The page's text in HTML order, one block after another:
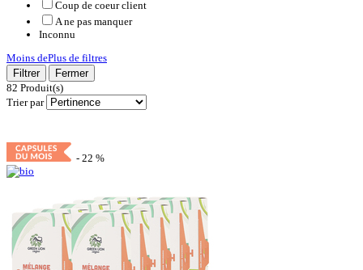
Coup de coeur client
A ne pas manquer
Inconnu
Moins dePlus de filtres
Filtrer
Fermer
82 Produit(s)
Trier par
- 22 %